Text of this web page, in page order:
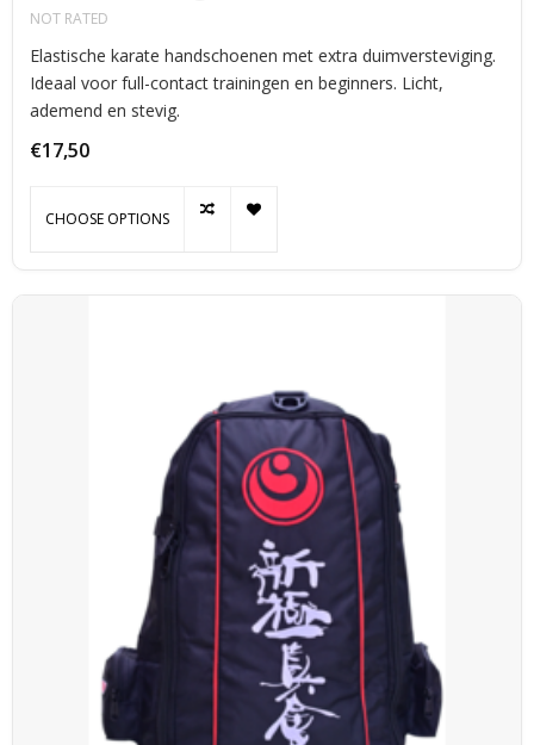
NOT RATED
Elastische karate handschoenen met extra duimversteviging.
Ideaal voor full-contact trainingen en beginners. Licht,
ademend en stevig.
€17,50
CHOOSE OPTIONS